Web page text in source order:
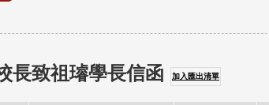
長致祖璿學長信函 加入匯出清單